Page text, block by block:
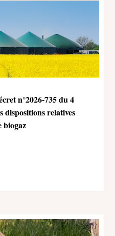
n°2026-735 du 4
dispositions relatives
biogaz